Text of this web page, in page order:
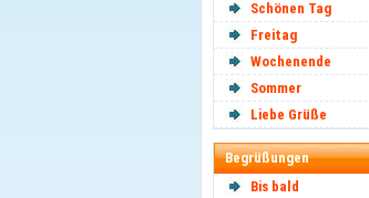
Schönen Tag
Freitag
Wochenende
Sommer
Liebe Grüße
Begrüßungen
Bis bald